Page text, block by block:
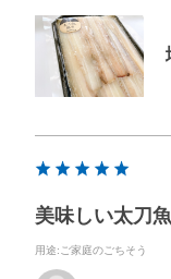
美味しい太刀魚
用途:ご家庭のごちそう